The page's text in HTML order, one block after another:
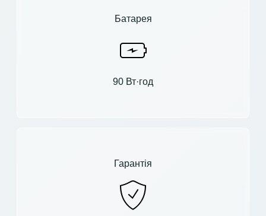
Батарея
90 Вт·год
Гарантія